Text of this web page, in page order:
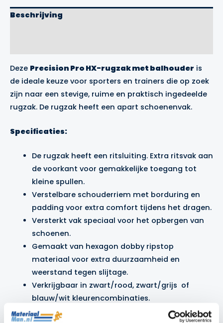
aantal
Beschrijving
Deze Precision Pro HX-rugzak met balhouder is
de ideale keuze voor sporters en trainers die op zoek
zijn naar een stevige, ruime en praktisch ingedeelde
rugzak. De rugzak heeft een apart schoenenvak.
Specificaties:
De rugzak heeft een ritsluiting. Extra ritsvak aan
de voorkant voor gemakkelijke toegang tot
kleine spullen.
Verstelbare schouderriem met borduring en
padding voor extra comfort tijdens het dragen.
Versterkt vak speciaal voor het opbergen van
schoenen.
Gemaakt van hexagon dobby ripstop
materiaal voor extra duurzaamheid en
weerstand tegen slijtage.
Verkrijgbaar in zwart/rood, zwart/grijs of
blauw/wit kleurencombinaties.
Afmetingen: 47 x 26 x 36 centimeter, met een